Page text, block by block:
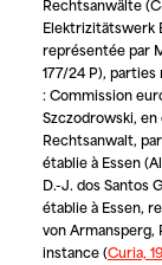
Elektrizitätswerk
représentée par
177/24 P),
:Commission
Szczodrowski, en
Rechtsanwalt,
établie à Essen
D.-J. dos Santos
établie à Essen,
von
instance(Curia,